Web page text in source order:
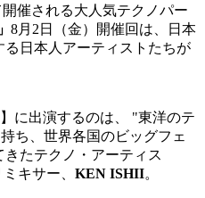
催される大人気テクノパー
8月2日（金）開催回は、日本
日本人アーティストたちが
に出演するのは、 "東洋のテ
ち、世界各国のビッグフェ
たテクノ・アーティス
キサー、 KEN ISHII。